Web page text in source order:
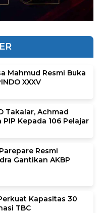
Mahmud Resmi Buka
XXXV
Takalar, Achmad
PIP Kepada 106 Pelajar
Resmi
Gantikan AKBP
Kapasitas 30
TBC